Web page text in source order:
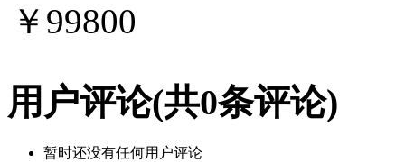
￥99800
用户评论(共0条评论)
暂时还没有任何用户评论